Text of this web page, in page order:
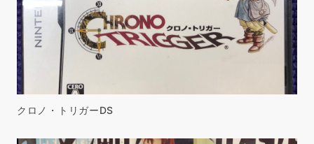
クロノ・トリガーDS